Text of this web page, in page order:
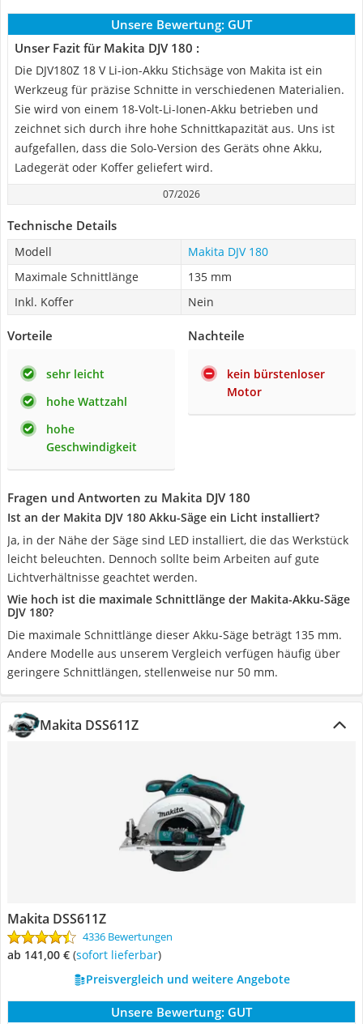
Unsere Bewertung: GUT
Unser Fazit für Makita DJV 180 :
Die DJV180Z 18 V Li-ion-Akku Stichsäge von Makita ist ein
Werkzeug für präzise Schnitte in verschiedenen Materialien.
Sie wird von einem 18-Volt-Li-Ionen-Akku betrieben und
zeichnet sich durch ihre hohe Schnittkapazität aus. Uns ist
aufgefallen, dass die Solo-Version des Geräts ohne Akku,
Ladegerät oder Koffer geliefert wird.
07/2026
Technische Details
Modell
Makita DJV 180
Maximale Schnittlänge
135 mm
Inkl. Koffer
Nein
Vorteile
sehr leicht
hohe Wattzahl
hohe
Geschwindigkeit
Nachteile
kein bürstenloser
Motor
Fragen und Antworten zu Makita DJV 180
Ist an der Makita DJV 180 Akku-Säge ein Licht installiert?
Ja, in der Nähe der Säge sind LED installiert, die das Werkstück
leicht beleuchten. Dennoch sollte beim Arbeiten auf gute
Lichtverhältnisse geachtet werden.
Wie hoch ist die maximale Schnittlänge der Makita-Akku-Säge
DJV 180?
Die maximale Schnittlänge dieser Akku-Säge beträgt 135 mm.
Andere Modelle aus unserem Vergleich verfügen häufig über
geringere Schnittlängen, stellenweise nur 50 mm.
Makita DSS611Z
Makita DSS611Z
4336 Bewertungen
ab 141,00 € ( Sofort lieferbar)
Preisvergleich und weitere Angebote
Unsere Bewertung: GUT